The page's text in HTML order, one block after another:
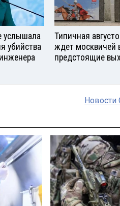
услышала
убийства
Типичная
ждет москвичей
предстоящие